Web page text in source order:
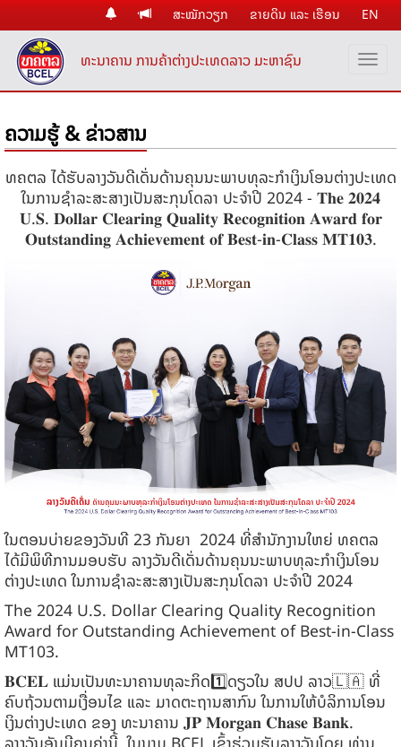
ສະໝັກວຽກ ຂາຍດິນ ແລະ ເຮືອນ EN
ທະນາຄານ ການຄ້າຕ່າງປະເທດລາວ ມະຫາຊົນ
ຄວາມຮູ້ & ຂ່າວສານ
ທຄຕລ ໄດ້ຮັບລາງວັນດີເດັ່ນດ້ານຄຸນນະພາບທຸລະກໍາເງິນໂອນຕ່າງປະເທດ
ໃນການຊໍາລະສະສາງເປັນສະກຸນໂດລາ ປະຈໍາປີ 2024 - 𝐓𝐡𝐞 𝟐𝟎𝟐𝟒
𝐔.𝐒. 𝐃𝐨𝐥𝐥𝐚𝐫 𝐂𝐥𝐞𝐚𝐫𝐢𝐧𝐠 𝐐𝐮𝐚𝐥𝐢𝐭𝐲 𝐑𝐞𝐜𝐨𝐠𝐧𝐢𝐭𝐢𝐨𝐧 𝐀𝐰𝐚𝐫𝐝 𝐟𝐨𝐫
𝐎𝐮𝐭𝐬𝐭𝐚𝐧𝐝𝐢𝐧𝐠 𝐀𝐜𝐡𝐢𝐞𝐯𝐞𝐦𝐞𝐧𝐭 𝐨𝐟 𝐁𝐞𝐬𝐭-𝐢𝐧-𝐂𝐥𝐚𝐬𝐬 𝐌𝐓𝟏𝟎𝟑.
ໃນຕອນບ່າຍຂອງວັນທີ 23 ກັນຍາ 2024 ທີ່ສໍານັກງານໃຫຍ່ ທຄຕລ
ໄດ້ມີພິທີການມອບຮັບ ລາງວັນດີເດັ່ນດ້ານຄຸນນະພາບທຸລະກໍາເງິນໂອນ
ຕ່າງປະເທດ ໃນການຊໍາລະສະສາງເປັນສະກຸນໂດລາ ປະຈໍາປີ 2024
The 2024 U.S. Dollar Clearing Quality Recognition
Award for Outstanding Achievement of Best-in-Class
MT103.
𝐁𝐂𝐄𝐋 ແມ່ນເປັນທະນາຄານທຸລະກິດ1️⃣ດຽວໃນ ສປປ ລາວ🇱🇦 ທີ່
ຄົບຖ້ວນຕາມເງື່ອນໄຂ ແລະ ມາດຕະຖານສາກົນ ໃນການໃຫ້ບໍລິການໂອນ
ເງິນຕ່າງປະເທດ ຂອງ ທະນາຄານ 𝐉𝐏 𝐌𝐨𝐫𝐠𝐚𝐧 𝐂𝐡𝐚𝐬𝐞 𝐁𝐚𝐧𝐤.